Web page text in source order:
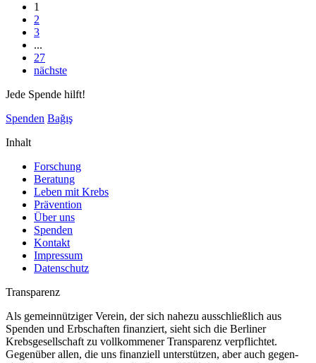
1
2
3
...
27
nächste
Jede Spende hilft!
Spenden Bağış
Inhalt
Forschung
Beratung
Leben mit Krebs
Prävention
Über uns
Spenden
Kontakt
Impressum
Datenschutz
Transparenz
Als gemeinnütziger Verein, der sich nahezu ausschließlich aus
Spenden und Erbschaften finanziert, sieht sich die Berliner
Krebsgesellschaft zu vollkommener Transparenz verpflichtet.
Gegenüber allen, die uns finanziell unterstützen, aber auch gegen-